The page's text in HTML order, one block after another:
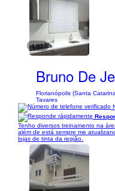
1/11
Bruno De
Florianópolis (Santa
Tavares
Tenho diversos treinamento na
além de está sempre me
lojas de tinta da região.